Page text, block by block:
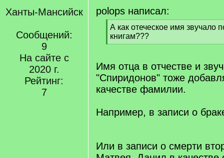
pasha2811
Ханты-Мансийск
Сообщений:
9
На сайте с
25 мар. 2025 15:13
polops написал:
q
]
книгам???
[
/
q
Имя отца в отчестве и
"Спиридонов" тоже
качестве фамилии.
Например, в записи о